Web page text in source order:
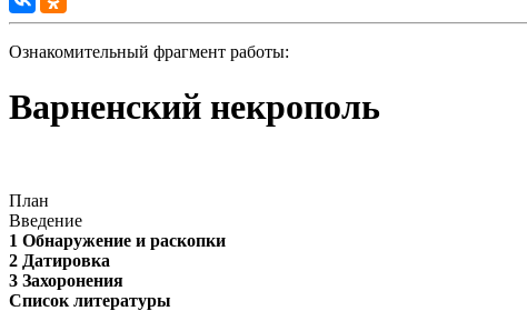
Ознакомительный фрагмент работы:
Варненский некрополь
План
Введение
1 Обнаружение и раскопки
2 Датировка
3 Захоронения
Список литературы